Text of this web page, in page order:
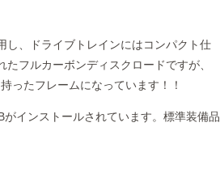
し、ドライブトレインにはコンパクト仕
フルカーボンディスクロードですが、
ったフレームになっています！！
インストールされています。標準装備品